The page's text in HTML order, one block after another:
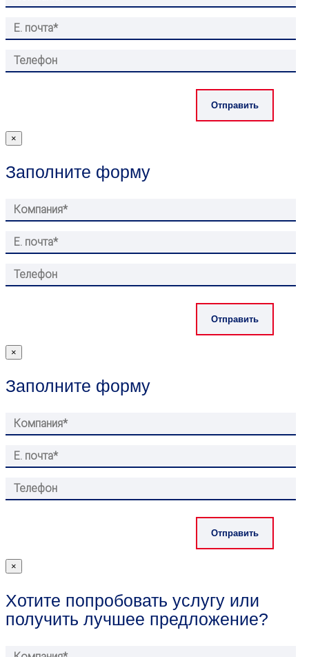
×
Заполните форму
×
Заполните форму
×
Хотите попробовать услугу или
получить лучшее предложение?